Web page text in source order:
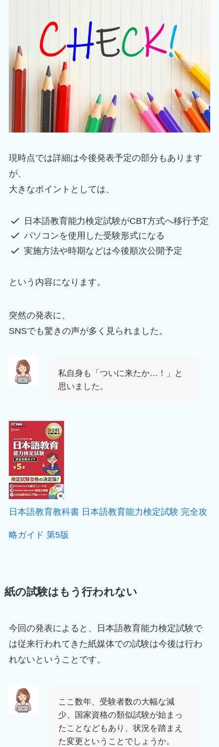
現時点では詳細は今後発表予定の部分もあります
が、
大きなポイントとしては、
日本語教育能力検定試験がCBT方式へ移行予定
パソコンを使用した受験形式になる
実施方法や時期などは今後順次公開予定
という内容になります。
突然の発表に、
SNSでも驚きの声が多く見られました。
私自身も「ついに来たか…！」と
思いました。
日本語教育教科書 日本語教育能力検定試験 完全攻
略ガイド 第5版
紙の試験はもう行われない
今回の発表によると、日本語教育能力検定試験で
は従来行われてきた紙媒体での試験は今後は行わ
れないということです。
ここ数年、受験者数の大幅な減
少、国家資格の類似試験が始まっ
たことなどもあり、状況を踏まえ
た変更ということでしょうか。